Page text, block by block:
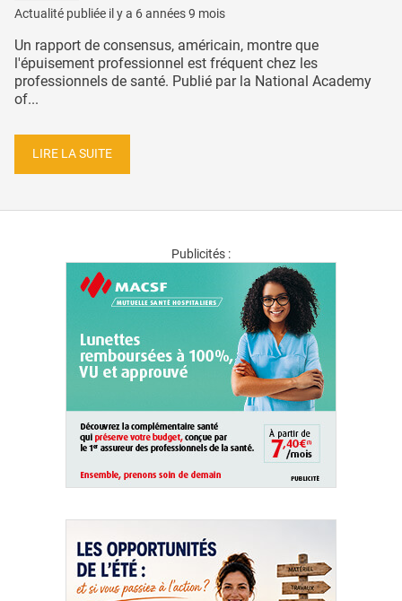
Actualité publiée il y a 6 années 9 mois
Un rapport de consensus, américain, montre que
l'épuisement professionnel est fréquent chez les
professionnels de santé. Publié par la National Academy
of...
LIRE LA SUITE
Publicités :